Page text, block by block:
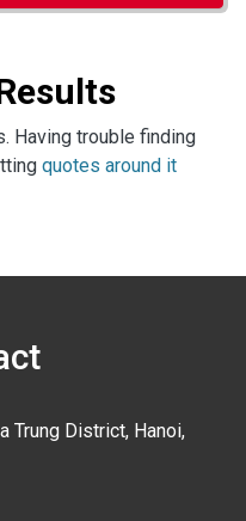
Having trouble finding
quotes around it
Trung District, Hanoi,